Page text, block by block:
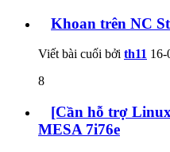
Khoan trên NC
Viết bài cuối bởi th11 16-
8
[Cần hỗ trợ
MESA 7i76e